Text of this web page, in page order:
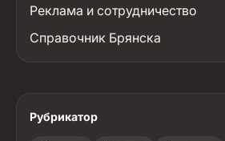
Реклама и сотрудничество
Справочник Брянска
Рубрикатор